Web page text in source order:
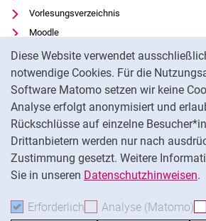
Diese Website verwendet
notwendige Cookies. Für die
Software Matomo setzen wir keine
Analyse erfolgt anonymisiert und
Rückschlüsse auf einzelne
Drittanbietern werden nur nach
Zustimmung gesetzt. Weitere
Sie in unseren Datenschutzhinweisen.
Erforderlich Erforderliche Cookies
Analyse (Matomo)
Vorlesungsverzeichnis
Moodle
Panopto
Universitätsbibliothek
Datenschutz
Barrierefreiheit
Transparenter KI-Einsatz
Impressum